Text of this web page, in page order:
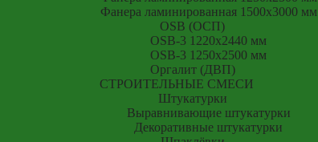
Фанера ламинированная 1500x3000 мм
OSB (ОСП)
OSB-3 1220x2440 мм
OSB-3 1250x2500 мм
Оргалит (ДВП)
СТРОИТЕЛЬНЫЕ СМЕСИ
Штукатурки
Выравнивающие штукатурки
Декоративные штукатурки